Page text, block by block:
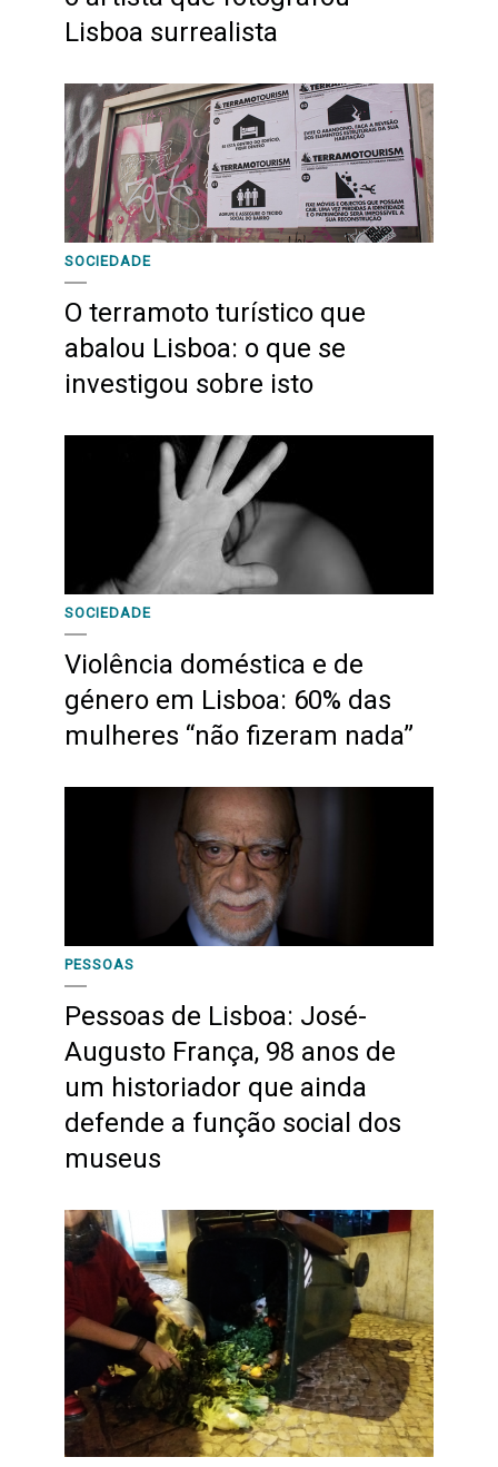
Lisboa surrealista
SOCIEDADE
O terramoto turístico que
abalou Lisboa: o que se
investigou sobre isto
SOCIEDADE
Violência doméstica e de
género em Lisboa: 60% das
mulheres “não fizeram nada”
PESSOAS
Pessoas de Lisboa: José-
Augusto França, 98 anos de
um historiador que ainda
defende a função social dos
museus